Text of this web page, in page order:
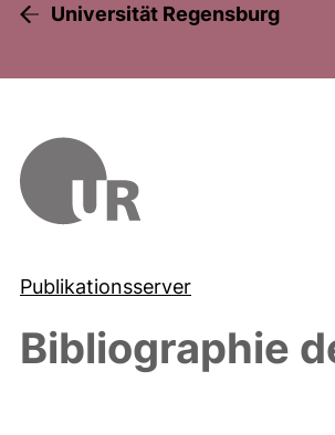
Universität Regensburg
Publikationsserver
Bibliographie